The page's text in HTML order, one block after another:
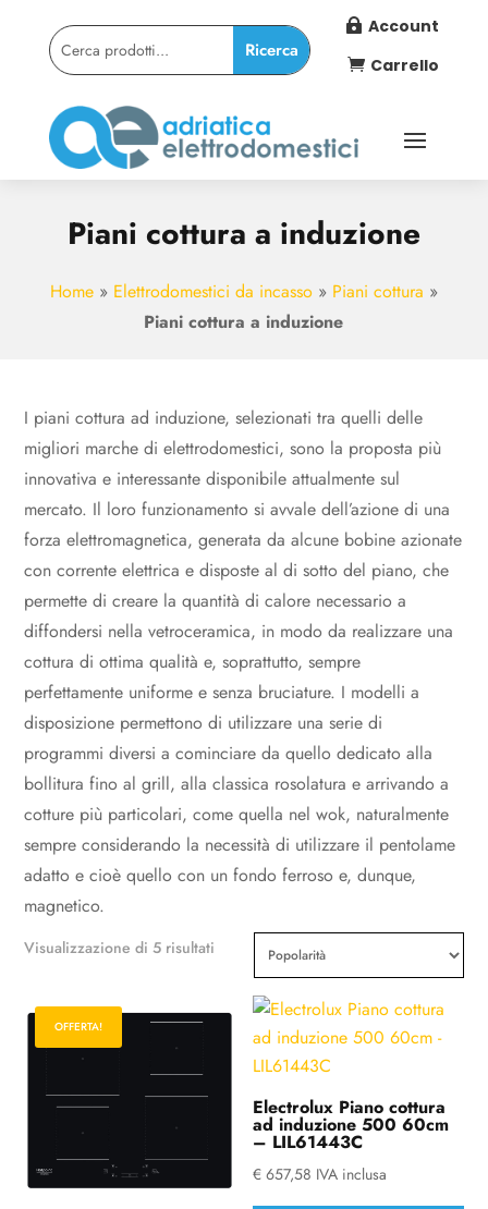
 Account
 Carrello
Piani cottura a induzione
Home» Elettrodomestici da incasso» Piani cottura »
Piani cottura a induzione
I piani cottura ad induzione, selezionati tra quelli delle
migliori marche di elettrodomestici, sono la proposta più
innovativa e interessante disponibile attualmente sul
mercato. Il loro funzionamento si avvale dell’azione di una
forza elettromagnetica, generata da alcune bobine azionate
con corrente elettrica e disposte al di sotto del piano, che
permette di creare la quantità di calore necessario a
diffondersi nella vetroceramica, in modo da realizzare una
cottura di ottima qualità e, soprattutto, sempre
perfettamente uniforme e senza bruciature. I modelli a
disposizione permettono di utilizzare una serie di
programmi diversi a cominciare da quello dedicato alla
bollitura fino al grill, alla classica rosolatura e arrivando a
cotture più particolari, come quella nel wok, naturalmente
sempre considerando la necessità di utilizzare il pentolame
adatto e cioè quello con un fondo ferroso e, dunque,
magnetico.
Visualizzazione di 5 risultati Popolarità
OFFERTA!
Electrolux Piano cottura
ad induzione 500 60cm
– LIL61443C
€ 657,58 IVA inclusa